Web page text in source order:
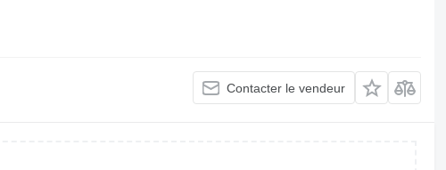
Contacter le vendeur